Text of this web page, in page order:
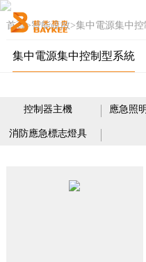
網站首頁
關于我們
新聞中心
首頁>智能疏散>集中電源集中
集中電源集中控制型系統
控制器主機 應急照
消防應急標志燈具